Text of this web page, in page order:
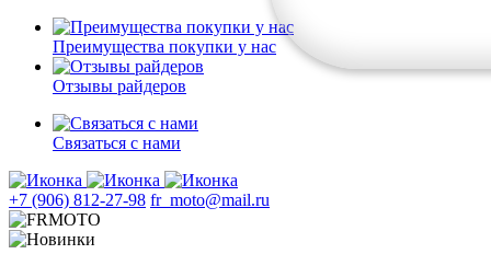
Преимущества покупки у нас
Отзывы райдеров
Связаться с нами
+7 (906) 812-27-98 fr_moto@mail.ru